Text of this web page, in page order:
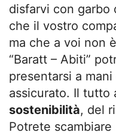
disfarvi con garbo
che il vostro
ma che a voi non
“Baratt – Abiti”
presentarsi a
assicurato. Il tutto
sostenibilità, del
Potrete